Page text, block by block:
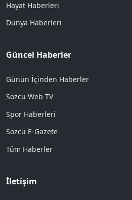
Hayat Haberleri
Dünya Haberleri
Güncel Haberler
Günün İçinden Haberler
Sözcü Web TV
Spor Haberleri
Sözcü E-Gazete
Tüm Haberler
İletişim